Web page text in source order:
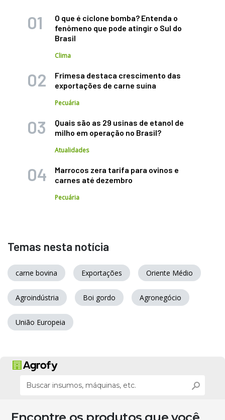
O que é ciclone bomba? Entenda o
fenômeno que pode atingir o Sul do
Brasil
Clima
Frimesa destaca crescimento das
exportações de carne suína
Pecuária
Quais são as 29 usinas de etanol de
milho em operação no Brasil?
Atualidades
Marrocos zera tarifa para ovinos e
carnes até dezembro
Pecuária
Temas nesta notícia
carne bovina Exportações Oriente Médio
Agroindústria Boi gordo Agronegócio
União Europeia